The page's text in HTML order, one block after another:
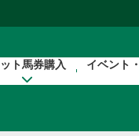
ト馬券購入 イベント